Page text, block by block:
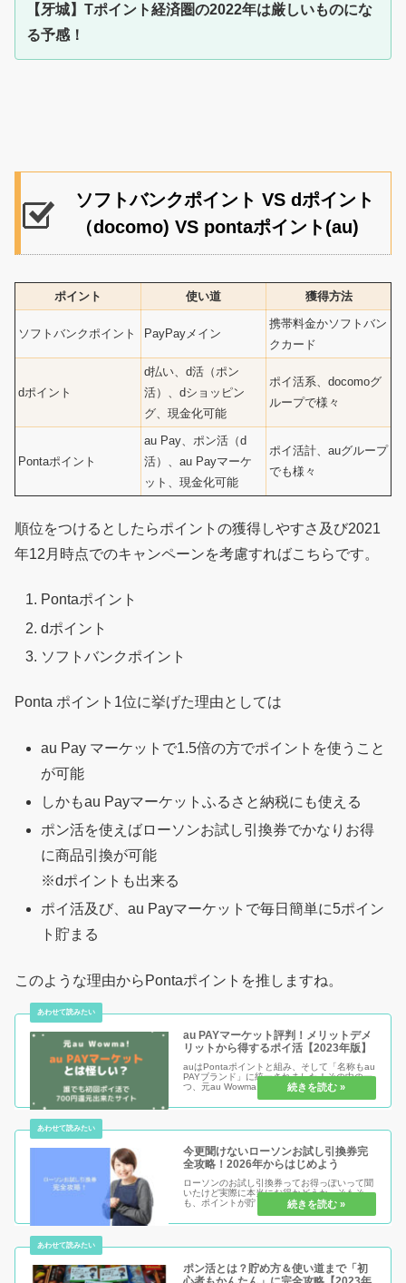
【牙城】Tポイント経済圏の2022年は厳しいものにな
る予感！
ソフトバンクポイント VS dポイント
（docomo) VS pontaポイント(au)
ポイント 使い道 獲得方法
ソフトバンクポイント PayPayメイン
携帯料金かソフトバン
クカード
dポイント
d払い、d活（ポン
活）、dショッピン
グ、現金化可能
ポイ活系、docomoグ
ループで様々
Pontaポイント
au Pay、ポン活（d
活）、au Payマーケ
ット、現金化可能
ポイ活計、auグループ
でも様々
順位をつけるとしたらポイントの獲得しやすさ及び2021
年12月時点でのキャンペーンを考慮すればこちらです。
Pontaポイント
dポイント
ソフトバンクポイント
Ponta ポイント1位に挙げた理由としては
au Pay マーケットで1.5倍の方でポイントを使うこと
が可能
しかもau Payマーケットふるさと納税にも使える
ポン活を使えばローソンお試し引換券でかなりお得
に商品引換が可能
※dポイントも出来る
ポイ活及び、au Payマーケットで毎日簡単に5ポイン
ト貯まる
このような理由からPontaポイントを推しますね。
au PAYマーケット評判！メリットデメ
リットから得するポイ活【2023年版】
auはPontaポイントと組み、そして「名称もau
PAYブランド」に統一されました！その中の一
つ、元au Wowma!もまた「au PAYマーケッ
ト」となります。そうなることによって何がメ
リットデメリットになるか、 何より1番お得で
今更聞けないローソンお試し引換券完
全攻略！2026年からはじめよう
ローソンのお試し引換券ってお得っぽいって聞
いたけど実際に本当にお得かどうか。そもそ
も、ポイントが貯まらないから利用できないと
お悩みの人もこの完全攻略を見れば、早ければ
数日で0Pからもお試し引換券利用が出来る人も
ポン活とは？貯め方＆使い道まで「初